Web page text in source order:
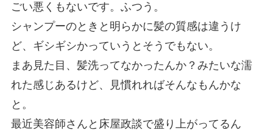
ごい悪くもないです。ふつう。
シャンプーのときと明らかに髪の質感は違うけ
ど、ギシギシかっていうとそうでもない。
まあ見た目、髪洗ってなかったんか？みたいな濡
れた感じあるけど、見慣れればそんなもんかな
と。
最近美容師さんと床屋政談で盛り上がってるん